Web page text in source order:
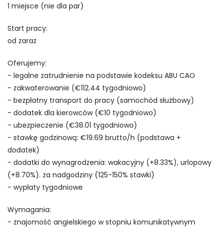
1 miejsce (nie dla par)
Start pracy:
od zaraz
Oferujemy:
- legalne zatrudnienie na podstawie kodeksu ABU CAO
- zakwaterowanie (€112.44 tygodniowo)
- bezpłatny transport do pracy (samochód służbowy)
- dodatek dla kierowców (€10 tygodniowo)
- ubezpieczenie (€38.01 tygodniowo)
- stawkę godzinową: €19.69 brutto/h (podstawa +
dodatek)
- dodatki do wynagrodzenia: wakacyjny (+8.33%), urlopowy
(+8.70%). za nadgodziny (125-150% stawki)
- wypłaty tygodniowe
Wymagania:
- znajomość angielskiego w stopniu komunikatywnym